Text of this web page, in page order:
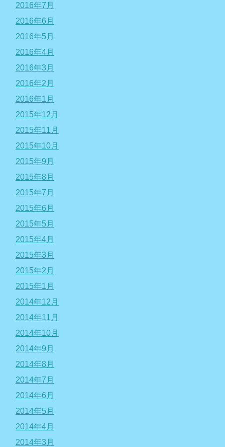
2016年7月
2016年6月
2016年5月
2016年4月
2016年3月
2016年2月
2016年1月
2015年12月
2015年11月
2015年10月
2015年9月
2015年8月
2015年7月
2015年6月
2015年5月
2015年4月
2015年3月
2015年2月
2015年1月
2014年12月
2014年11月
2014年10月
2014年9月
2014年8月
2014年7月
2014年6月
2014年5月
2014年4月
2014年3月